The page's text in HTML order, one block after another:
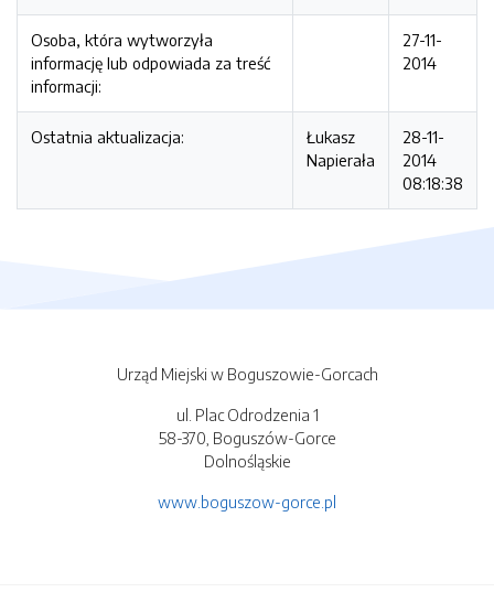
Osoba, która wytworzyła
informację lub odpowiada za treść
informacji:
27-11-
2014
Ostatnia aktualizacja:
Łukasz
Napierała
28-11-
2014
08:18:38
Urząd Miejski w Boguszowie-Gorcach
ul. Plac Odrodzenia 1
58-370, Boguszów-Gorce
Dolnośląskie
www.boguszow-gorce.pl